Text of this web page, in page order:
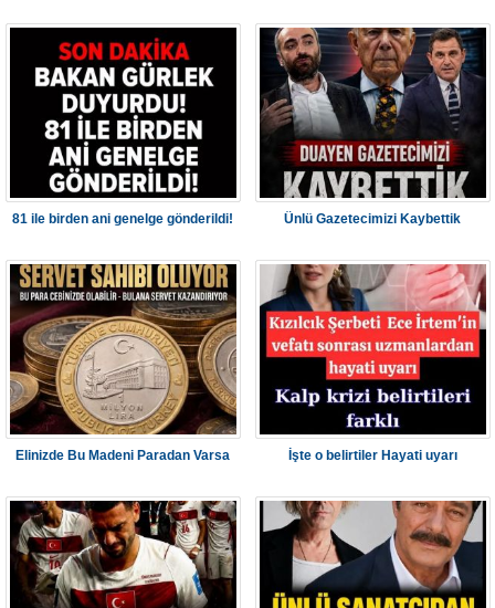
81 ile birden ani genelge gönderildi! Ünlü Gazetecimizi Kaybettik
Elinizde Bu Madeni Paradan Varsa İşte o belirtiler Hayati uyarı